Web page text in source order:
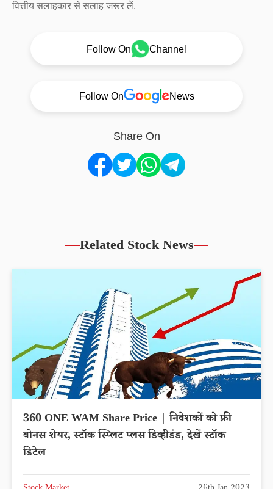
वित्तीय सलाहकार से सलाह जरूर लें.
Follow On Channel
Follow On News
Share On
Related Stock News
360 ONE WAM Share Price | निवेशकों को फ्री
बोनस शेयर, स्टॉक स्प्लिट प्लस डिव्हीडंड, देखें स्टॉक
डिटेल